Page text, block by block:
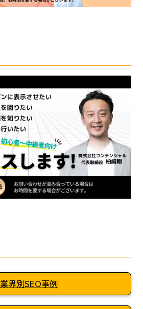
業界別SEO事例